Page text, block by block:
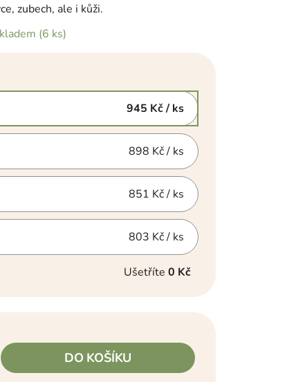
zubech, ale i kůži.
(6 ks)
945 Kč/ ks
898 Kč/ ks
851 Kč/ ks
803 Kč/ ks
Ušetříte 0 Kč
DO KOŠÍKU